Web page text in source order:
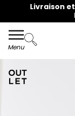
Livraison
Menu